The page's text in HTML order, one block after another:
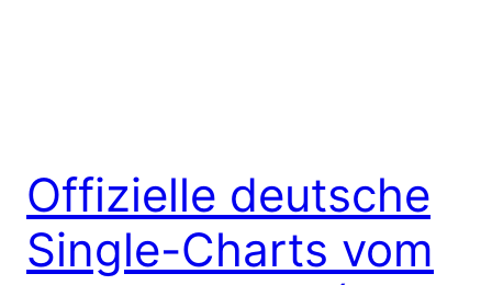
Offizielle deutsche
Single-Charts vom